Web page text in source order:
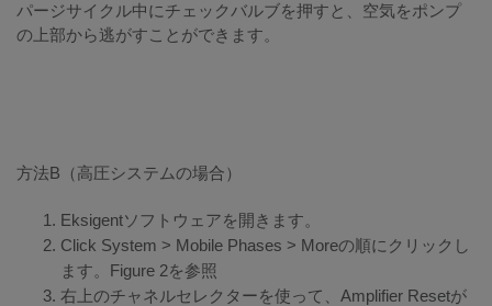
パージサイクル中にチェックバルブを押すと、空気をポンプ
の上部から逃がすことができます。
方法B（高圧システムの場合）
Eksigentソフトウェアを開きます。
Click System > Mobile Phases > Moreの順にクリックし
ます。Figure 2を参照
右上のチャネルセレクターを使って、Amplifier Resetが